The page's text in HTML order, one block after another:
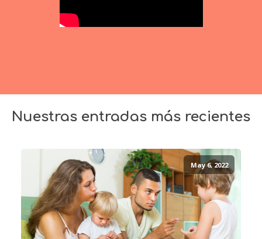
Nuestras entradas más recientes
May 6, 2022